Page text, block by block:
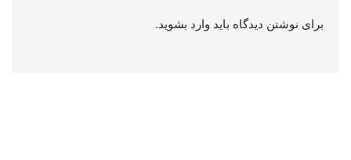
برای نوشتن دیدگاه باید وارد بشوید.